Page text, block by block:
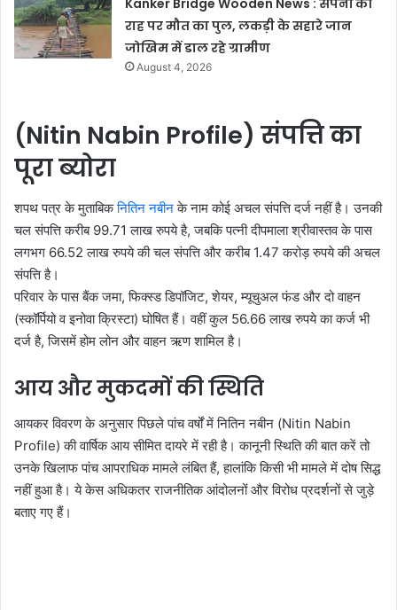
Kanker Bridge Wooden News : सपनों की
राह पर मौत का पुल, लकड़ी के सहारे जान
जोखिम में डाल रहे ग्रामीण
August 4, 2026
(Nitin Nabin Profile) संपत्ति का
पूरा ब्योरा
शपथ पत्र के मुताबिकनितिन नबीनके नाम कोई अचल संपत्ति दर्ज नहीं है। उनकी
चल संपत्ति करीब 99.71 लाख रुपये है, जबकि पत्नी दीपमाला श्रीवास्तव के पास
लगभग 66.52 लाख रुपये की चल संपत्ति और करीब 1.47 करोड़ रुपये की अचल
संपत्ति है।
परिवार के पास बैंक जमा, फिक्स्ड डिपॉजिट, शेयर, म्यूचुअल फंड और दो वाहन
(स्कॉर्पियो व इनोवा क्रिस्टा) घोषित हैं। वहीं कुल 56.66 लाख रुपये का कर्ज भी
दर्ज है, जिसमें होम लोन और वाहन ऋण शामिल है।
आय और मुकदमों की स्थिति
आयकर विवरण के अनुसार पिछले पांच वर्षों में नितिन नबीन (Nitin Nabin
Profile) की वार्षिक आय सीमित दायरे में रही है। कानूनी स्थिति की बात करें तो
उनके खिलाफ पांच आपराधिक मामले लंबित हैं, हालांकि किसी भी मामले में दोष सिद्ध
नहीं हुआ है। ये केस अधिकतर राजनीतिक आंदोलनों और विरोध प्रदर्शनों से जुड़े
बताए गए हैं।